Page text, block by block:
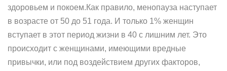
здоровьем и покоем.Как правило, менопауза наступает
в возрасте от 50 до 51 года. И только 1% женщин
вступает в этот период жизни в 40 с лишним лет. Это
происходит с женщинами, имеющими вредные
привычки, или под воздействием других факторов,